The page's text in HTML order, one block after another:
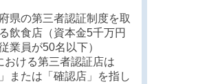
県の第三者認証制度を取
飲食店（資本金5千万円
業員が50名以下）
おける第三者認証店は
」または「確認店」を指し